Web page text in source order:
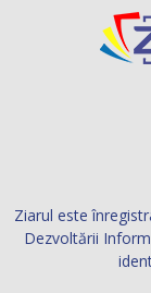
Ziarul este
Dezvoltării